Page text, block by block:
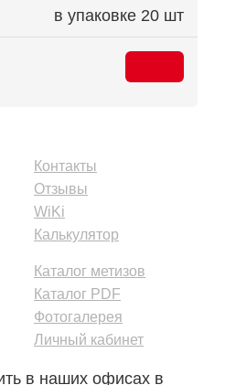
в упаковке 20 шт
Контакты
Отзывы
WiKi
Калькулятор
Каталог метизов
Каталог PDF
Фотогалерея
Личный кабинет
в наших офисах в